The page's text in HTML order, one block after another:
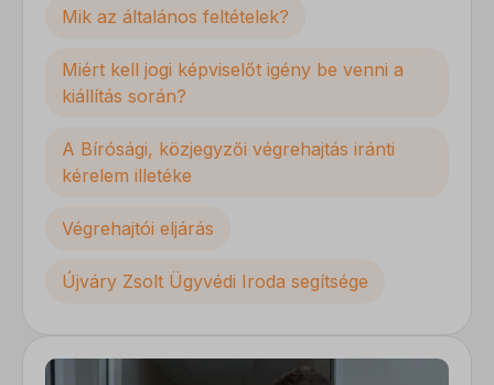
Mik az általános feltételek?
Miért kell jogi képviselőt igény be venni a
kiállítás során?
A Bírósági, közjegyzői végrehajtás iránti
kérelem illetéke
Végrehajtói eljárás
Újváry Zsolt Ügyvédi Iroda segítsége